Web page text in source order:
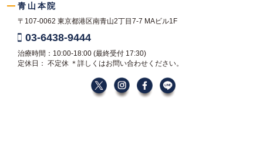
青山本院
〒107-0062 東京都港区南青山2丁目7-7 MAビル1F
03-6438-9444
治療時間：10:00-18:00 (最終受付 17:30)
定休日： 不定休 ＊詳しくはお問い合わせください。